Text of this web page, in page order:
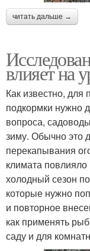
читать дальше →
влияет на
Как известно, для
подкормки нужно
вопроса,
зиму. Обычно это
перекапывания
климата повлияло
холодный сезон
которые нужно
и повторное
как применять
саду и для